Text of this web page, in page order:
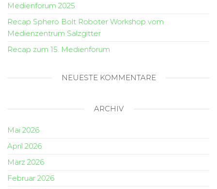
Medienforum 2025
Recap Sphero Bolt Roboter Workshop vom
Medienzentrum Salzgitter
Recap zum 15. Medienforum
NEUESTE KOMMENTARE
ARCHIV
Mai 2026
April 2026
März 2026
Februar 2026